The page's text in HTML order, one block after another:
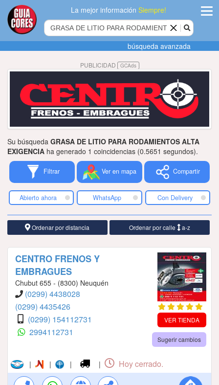
La mejor informaciónSiempre!
Agregar
empresa
Actualizar
datos
Publicidad
Tiendacores
Contactenos
búsqueda avanzada
PUBLICIDAD GCAds
Su búsqueda GRASA DE LITIO PARA RODAMIENTOS ALTA
EXIGENCIA ha generado 1 coincidencias (0.5651 segundos).
Filtrar Ver en mapa Compartir
Abierto ahora WhatsApp Con Delivery
Ordenar por distancia Ordenar por calle a-z
CENTRO FRENOS Y
EMBRAGUES
Chubut 655 - (8300) Neuquén
(0299) 4438028
(0299) 4435426
(0299) 154112731
2994112731
VER TIENDA
Sugerir cambios
| | | | Hoy cerrado.